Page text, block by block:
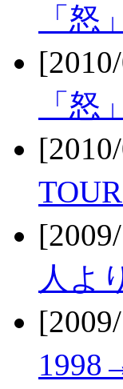
「
「
人よ